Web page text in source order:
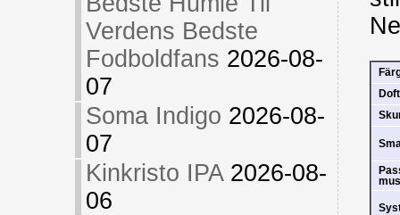
Verdens Bedste
Fodboldfans 2026-08-
07
Soma Indigo 2026-08-
07
Kinkristo IPA 2026-08-
06
Doft